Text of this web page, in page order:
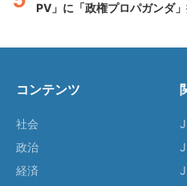
PV」に「政権プロパガンダ
コンテンツ
社会
政治
経済